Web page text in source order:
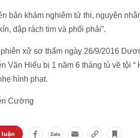
bản khám nghiêm tử thi, nguyên
dập rách tim và phổi phải”.
xử sơ thẩm ngày 26/9/2016
Văn Hiếu bị 1 năm 6 tháng tù về tội
hình phạt.
Cường
luận